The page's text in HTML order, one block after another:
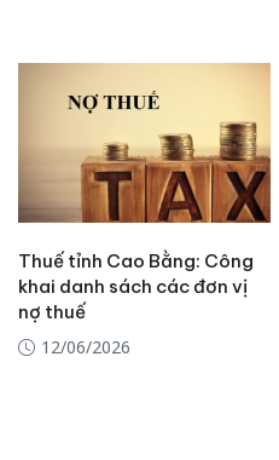
Thuế tỉnh Cao Bằng: Công
khai danh sách các đơn vị
nợ thuế
12/06/2026